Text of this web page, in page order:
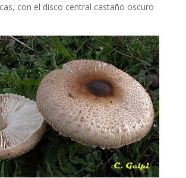
con el disco central castaño oscuro